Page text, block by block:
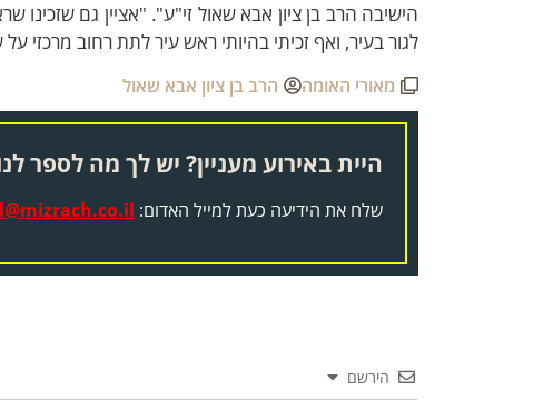
הישיבה הרב בן ציון אבא שאול זי"ע". "אציין גם
לגור בעיר, ואף זכיתי בהיותי ראש עיר לתת רחוב מרכזי
מאורי האומה הרב בן ציון אבא שאול
היית באירוע מעניין? יש לך מה לספר
שלח את הידיעה כעת למייל האדום:
הירשם